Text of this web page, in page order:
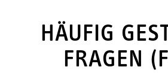
HÄUFIG
FRAGEN